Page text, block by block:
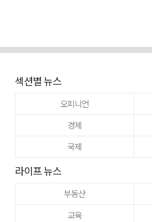
섹션별 뉴스
오피니언
경제
국제
라이프 뉴스
부동산
교육